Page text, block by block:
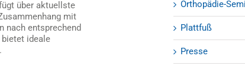
über aktuellste
mit
nach entsprechend
ideale
Orthopädie-
Plattfuß
Presse